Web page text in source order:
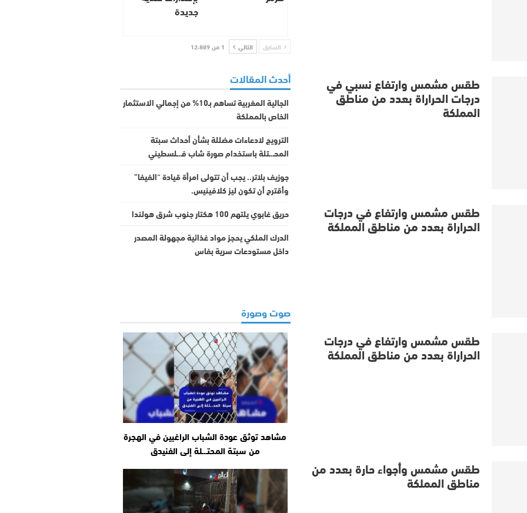
طقس مشمس وارتفاع نسبي في
درجات الحراراة بعدد من مناطق
المملكة
طقس مشمس وارتفاع في درجات
الحراراة بعدد من مناطق المملكة
طقس مشمس وارتفاع في درجات
الحراراة بعدد من مناطق المملكة
طقس مشمس وأجواء حارة بعدد من
مناطق المملكة
جديدة
السابق التالي 1 من 12٬889
أحدث المقالات
الجالية المغربية تساهم بـ10% من إجمالي الاستثمار
الخاص بالمملكة
الترويج لادعاءات مضللة بشأن أحداث سبتة
المحـ.ـتلة باستخدام صورة شاب فـ.ـلسطيني
جوزيف بلاتر.. يجب أن تتولى امرأة قيادة “الفيفا”
وأقترح أن تكون ليز كلافينيس.
حريق غابوي يلتهم 100 هكتار جنوب شرق هولندا
الدرك الملكي يحجز مواد غذائية مجهولة المصدر
داخل مستودعات سرية بفاس
صوت وصورة
مشاهد توثق عودة الشباب الراغبين في الهجرة
من سبتة المحتـ.ـلة إلى الفنيدق